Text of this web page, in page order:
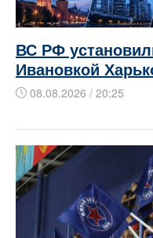
ВС РФ
Ивановкой
08.08.2026 / 20:25